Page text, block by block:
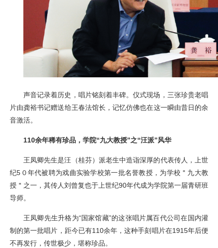
声音记录着历史，唱片铭刻着丰碑。仪式现场，三张珍贵老唱
片由龚裕书记赠送给王春法馆长，记忆仿佛也在这一瞬由昔日的余
音激活。
110余年稀有珍品，学院“九大教授”之“汪派”风华
王凤卿先生是汪（桂芬）派老生中造诣深厚的代表传人，上世
纪5０年代被聘为戏曲实验学校第一批名誉教授，为学校＂九大教
授＂之一，其传人刘曾复也于上世纪90年代成为学院第一届青研班
导师。
王凤卿先生升格为“国家馆藏”的这张唱片属百代公司在国内灌
制的第一批唱片，距今已有110余年，这种手刻唱片在1915年后便
不再发行，传世极少，堪称珍品。